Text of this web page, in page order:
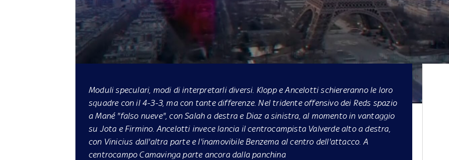
Moduli speculari, modi di interpretarli diversi. Klopp e Ancelotti schiereranno le loro
squadre con il 4-3-3, ma con tante differenze. Nel tridente offensivo dei Reds spazio
a Mané "falso nueve", con Salah a destra e Diaz a sinistra, al momento in vantaggio
su Jota e Firmino. Ancelotti invece lancia il centrocampista Valverde alto a destra,
con Vinicius dall'altra parte e l'inamovibile Benzema al centro dell'attacco. A
centrocampo Camavinga parte ancora dalla panchina